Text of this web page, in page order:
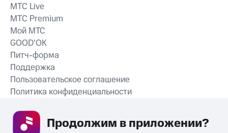
СКАЧАТЬ ПРИЛОЖЕНИЕ
MTС Live
MTС Premium
Мой МТС
GOOD’OK
Питч-форма
Поддержка
Пользовательское соглашение
Политика конфиденциальности